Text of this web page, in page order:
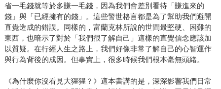
省一毛錢就等於多賺一毛錢，因為我們會差別看待「賺進來的
錢」與「已經擁有的錢」。這些警世格言都是為了幫助我們避開
直覺造成的錯誤。同樣的，富蘭克林所說的世間最堅硬、困難的
東西，也暗示了對於「我們很了解自己」這樣的直覺信念應該加
以質疑。在行經人生之路上，我們好像非常了解自己的心智運作
與行為背後的成因。但事實上，很多時候我們根本毫無頭緒。
《為什麼你沒看見大猩猩？》這本書講的是，深深影響我們日常